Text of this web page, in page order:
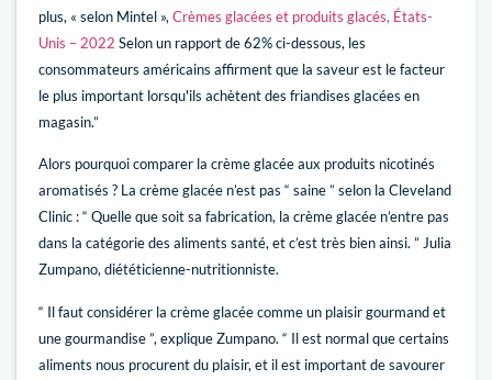
plus, « selon Mintel », Crèmes glacées et produits glacés, États-
Unis – 2022 Selon un rapport de 62% ci-dessous, les
consommateurs américains affirment que la saveur est le facteur
le plus important lorsqu'ils achètent des friandises glacées en
magasin.”
Alors pourquoi comparer la crème glacée aux produits nicotinés
aromatisés ? La crème glacée n’est pas “ saine ” selon la Cleveland
Clinic : “ Quelle que soit sa fabrication, la crème glacée n’entre pas
dans la catégorie des aliments santé, et c’est très bien ainsi. ” Julia
Zumpano, diététicienne-nutritionniste.
“ Il faut considérer la crème glacée comme un plaisir gourmand et
une gourmandise ”, explique Zumpano. “ Il est normal que certains
aliments nous procurent du plaisir, et il est important de savourer